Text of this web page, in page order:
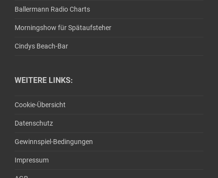
Ballermann Radio Charts
Morningshow für Spätaufsteher
Cindys Beach-Bar
WEITERE LINKS:
Cookie-Übersicht
Datenschutz
Gewinnspiel-Bedingungen
Impressum